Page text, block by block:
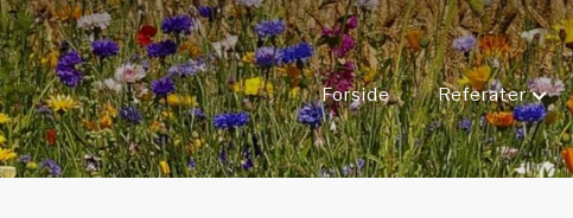
Forside Referater